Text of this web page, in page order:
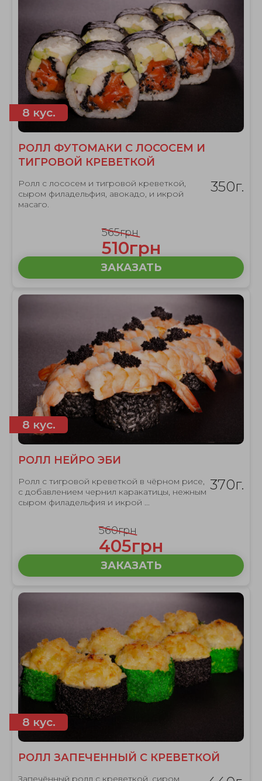
8 кус.
РОЛЛ ФУТОМАКИ С ЛОСОСЕМ И
ТИГРОВОЙ КРЕВЕТКОЙ
Ролл с лососем и тигровой креветкой,
сыром филадельфия, авокадо, и икрой
масаго.
350г.
565грн
510грн
ЗАКАЗАТЬ
8 кус.
РОЛЛ НЕЙРО ЭБИ
Ролл с тигровой креветкой в чёрном рисе,
с добавлением чернил каракатицы, нежным
сыром филадельфия и икрой ...
370г.
560грн
405грн
ЗАКАЗАТЬ
8 кус.
РОЛЛ ЗАПЕЧЕННЫЙ С КРЕВЕТКОЙ
Запечённый ролл с креветкой, сиром